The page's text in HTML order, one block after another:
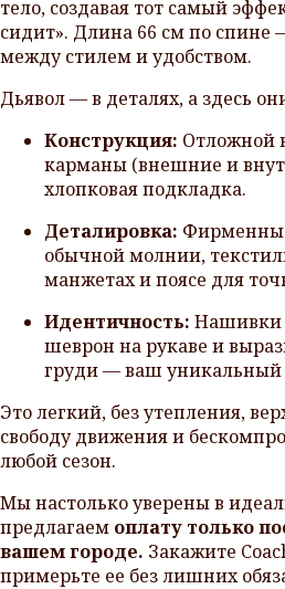
тело, создавая тот самый
сидит». Длина 66 см по спине
между стилем и удобством.
Дьявол — в деталях, а здесь
Конструкция: Отложной
карманы (внешние и
хлопковая подкладка.
Деталировка:
обычной молнии,
манжетах и поясе для
Идентичность: Нашивки
шеврон на рукаве и
груди — ваш
Это легкий, без утепления,
свободу движения и
любой сезон.
Мы настолько уверены в
предлагаем оплату только
вашем городе. Закажите
примерьте ее без лишних